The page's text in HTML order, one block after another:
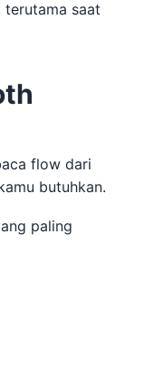
saat
flow dari
butuhkan.
paling